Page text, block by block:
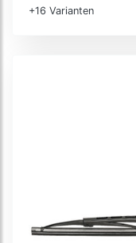
+16 Varianten